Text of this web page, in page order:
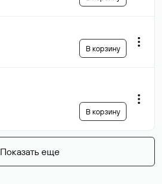
В корзину
В корзину
Показать еще